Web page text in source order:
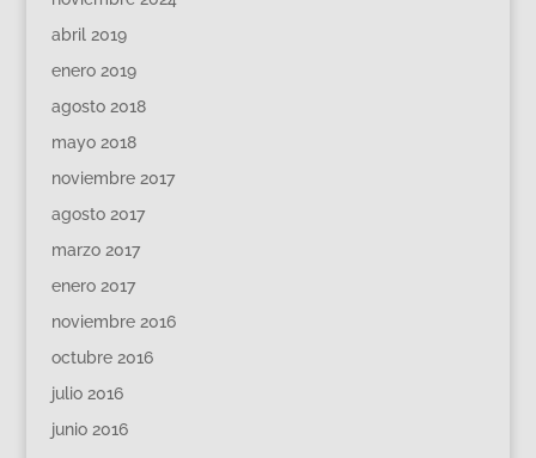
abril 2019
enero 2019
agosto 2018
mayo 2018
noviembre 2017
agosto 2017
marzo 2017
enero 2017
noviembre 2016
octubre 2016
julio 2016
junio 2016